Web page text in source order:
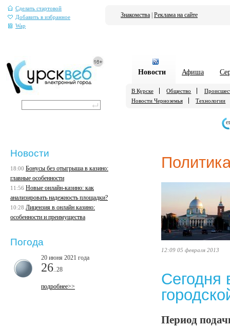
Сделать стартовой
Добавить в избранное
Wap
Знакомства Реклама на сайте
Новости Афиша
В Курске Общество
Новости Черноземья
Технологии
12:09 05 февраля 2013
Сегодня
Период
Новости
18:00 Бонусы без отыгрыша в казино:
главные особенности
11:56 Новые онлайн-казино: как
анализировать надежность площадки?
10:28 Лицензия в онлайн казино:
особенности и преимущества
Погода
20 июня 2021 года
26 ..28
подробнее>>